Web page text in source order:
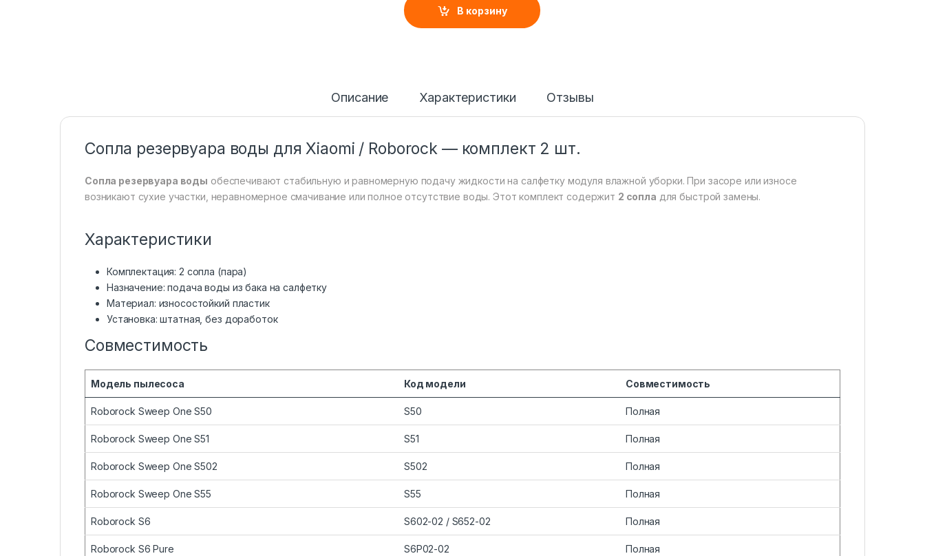
В корзину
Описание Характеристики Отзывы
Сопла резервуара воды для Xiaomi / Roborock — комплект 2 шт.
Сопла резервуара воды обеспечивают стабильную и равномерную подачу жидкости на салфетку модуля влажной уборки. При засоре или износе
возникают сухие участки, неравномерное смачивание или полное отсутствие воды. Этот комплект содержит 2 сопла для быстрой замены.
Характеристики
Комплектация: 2 сопла (пара)
Назначение: подача воды из бака на салфетку
Материал: износостойкий пластик
Установка: штатная, без доработок
Совместимость
Модель пылесоса Код модели Совместимость
Roborock Sweep One S50 S50 Полная
Roborock Sweep One S51 S51 Полная
Roborock Sweep One S502 S502 Полная
Roborock Sweep One S55 S55 Полная
Roborock S6 S602-02 / S652-02 Полная
Roborock S6 Pure S6P02-02 Полная